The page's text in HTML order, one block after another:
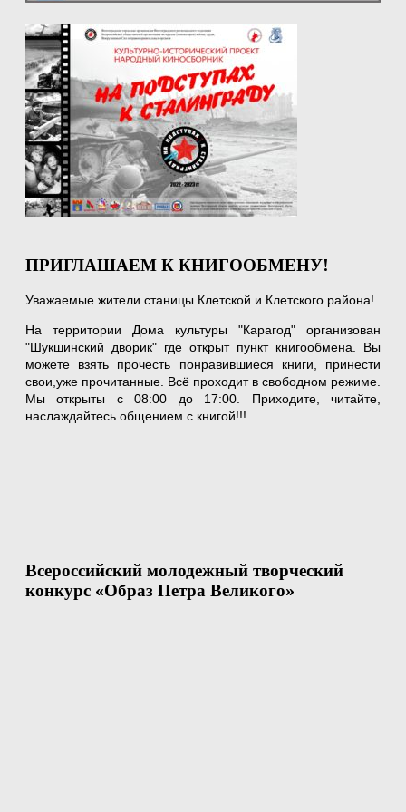
ПРИГЛАШАЕМ К КНИГООБМЕНУ!
Уважаемые жители станицы Клетской и Клетского района!
На территории Дома культуры "Карагод" организован
"Шукшинский дворик" где открыт пункт книгообмена. Вы
можете взять прочесть понравившиеся книги, принести
свои,уже прочитанные. Всё проходит в свободном режиме.
Мы открыты с 08:00 до 17:00. Приходите, читайте,
наслаждайтесь общением с книгой!!!
Всероссийский молодежный творческий
конкурс «Образ Петра Великого»